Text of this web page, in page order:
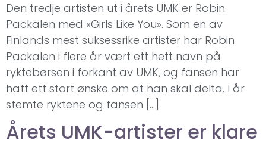
Den tredje artisten ut i årets UMK er Robin
Packalen med «Girls Like You». Som en av
Finlands mest suksessrike artister har Robin
Packalen i flere år vært ett hett navn på
ryktebørsen i forkant av UMK, og fansen har
hatt ett stort ønske om at han skal delta. I år
stemte ryktene og fansen […]
Årets UMK-artister er klare